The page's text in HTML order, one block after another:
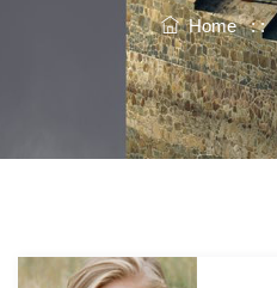
Home: :